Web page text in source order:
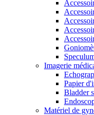
Imagerie
Papier
Bladder
Matériel de